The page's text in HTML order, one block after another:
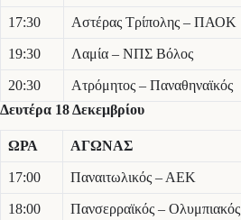
17:30 Αστέρας Τρίπολης – ΠΑΟΚ
19:30 Λαμία – ΝΠΣ Βόλος
20:30 Ατρόμητος – Παναθηναϊκός
Δευτέρα 18 Δεκεμβρίου
ΩΡΑ ΑΓΩΝΑΣ
17:00 Παναιτωλικός – ΑΕΚ
18:00 Πανσερραϊκός – Ολυμπιακός